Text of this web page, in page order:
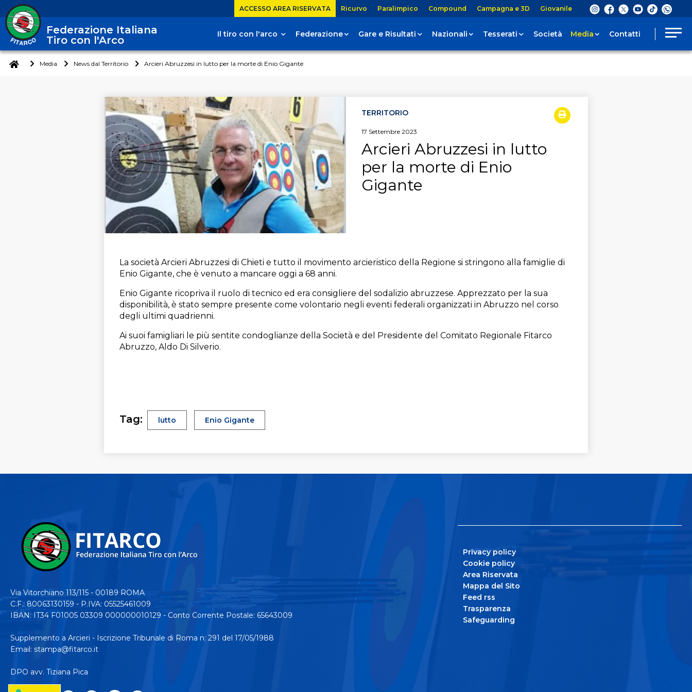
ACCESSO AREA RISERVATA Ricurvo Paralimpico Compound Campagna e 3D Giovanile
Federazione Italiana
Tiro con l'Arco
Il tiro con l'arco Federazione Gare e Risultati Nazionali Tesserati Società Media Contatti
Media News dal Territorio Arcieri Abruzzesi in lutto per la morte di Enio Gigante
TERRITORIO
17 Settembre 2023
Arcieri Abruzzesi in lutto
per la morte di Enio
Gigante
La società Arcieri Abruzzesi di Chieti e tutto il movimento arcieristico della Regione si stringono alla famiglie di
Enio Gigante, che è venuto a mancare oggi a 68 anni.
Enio Gigante ricopriva il ruolo di tecnico ed era consigliere del sodalizio abruzzese. Apprezzato per la sua
disponibilità, è stato sempre presente come volontario negli eventi federali organizzati in Abruzzo nel corso
degli ultimi quadrienni.
Ai suoi famigliari le più sentite condoglianze della Società e del Presidente del Comitato Regionale Fitarco
Abruzzo, Aldo Di Silverio.
Tag: lutto Enio Gigante
Via Vitorchiano 113/115 - 00189 ROMA
C.F.: 80063130159 - P.IVA: 05525461009
IBAN: IT34 F01005 03309 000000010129 - Conto Corrente Postale: 65643009
Supplemento a Arcieri - Iscrizione Tribunale di Roma n: 291 del 17/05/1988
Email: stampa@fitarco.it
DPO avv. Tiziana Pica
Privacy policy
Cookie policy
Area Riservata
Mappa del Sito
Feed rss
Trasparenza
Safeguarding